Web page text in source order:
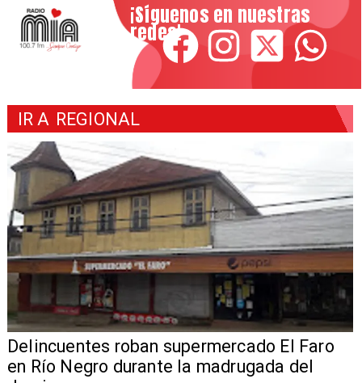
¡Síguenos en nuestras
redes!
IR A REGIONAL
Delincuentes roban supermercado El Faro
en Río Negro durante la madrugada del